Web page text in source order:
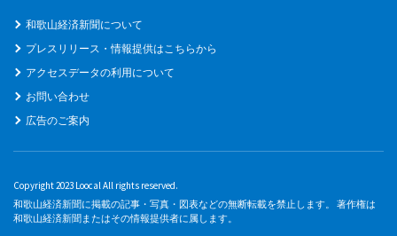
和歌山経済新聞について
プレスリリース・情報提供はこちらから
アクセスデータの利用について
お問い合わせ
広告のご案内
Copyright 2023 Loocal All rights reserved.
和歌山経済新聞に掲載の記事・写真・図表などの無断転載を禁止します。 著作権は
和歌山経済新聞またはその情報提供者に属します。